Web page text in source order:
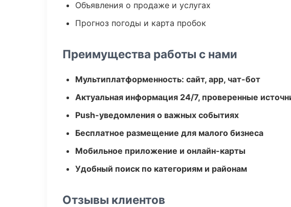
Объявления о продаже и услугах
Прогноз погоды и карта пробок
Преимущества работы с нами
Мультиплатформенность: сайт, app, чат-бот
Актуальная информация 24/7, проверенные
Push-уведомления о важных событиях
Бесплатное размещение для малого бизнеса
Мобильное приложение и онлайн-карты
Удобный поиск по категориям и районам
Отзывы клиентов